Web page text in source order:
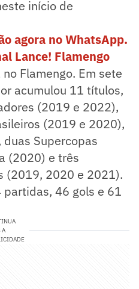
início de
agora no WhatsApp.
Lance! Flamengo
Flamengo. Em sete
acumulou 11 títulos,
(2019 e 2022),
(2019 e 2020),
Supercopas
(2020) e três
(2019, 2020 e 2021).
46 gols e 61
A